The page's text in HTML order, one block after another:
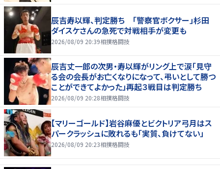
辰吉寿以輝、判定勝ち 「警察官ボクサー」杉田
ダイスケさんの急死で対戦相手が変更も
2026/08/09 20:39相撲格闘技
辰吉丈一郎の次男・寿以輝がリング上で涙「見守
る会の会長がお亡くなりになって、弔いとして勝つ
ことができてよかった」再起３戦目は判定勝ち
2026/08/09 20:28相撲格闘技
【マリーゴールド】岩谷麻優とビクトリア弓月はス
パークラッシュに敗れるも「実質、負けてない」
2026/08/09 20:23相撲格闘技